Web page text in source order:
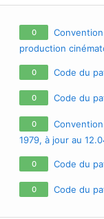
0
production
12.07.2011
0 Code du
0 Code du
0
1979, à jour au
0 Code du
0 Code du